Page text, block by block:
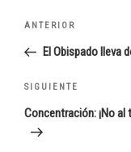
Navegación
entradas
Entrada
anterior:
ANTERIOR
El Obispado lleva
Siguiente
entrada
SIGUIENTE
Concentración: ¡No